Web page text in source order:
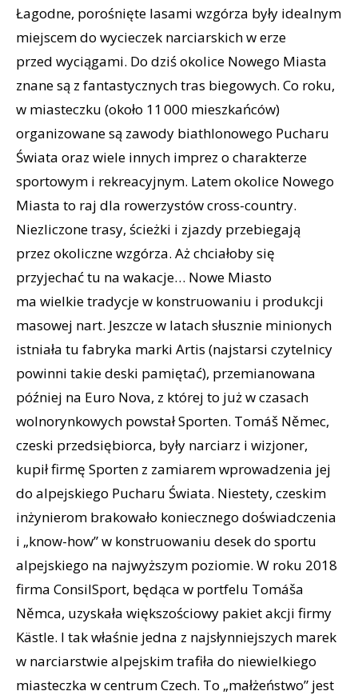
Łagodne, porośnięte lasami wzgórza były idealnym
miejscem do wycieczek narciarskich w erze
przed wyciągami. Do dziś okolice Nowego Miasta
znane są z fantastycznych tras biegowych. Co roku,
w miasteczku (około 11 000 mieszkańców)
organizowane są zawody biathlonowego Pucharu
Świata oraz wiele innych imprez o charakterze
sportowym i rekreacyjnym. Latem okolice Nowego
Miasta to raj dla rowerzystów cross-country.
Niezliczone trasy, ścieżki i zjazdy przebiegają
przez okoliczne wzgórza. Aż chciałoby się
przyjechać tu na wakacje… Nowe Miasto
ma wielkie tradycje w konstruowaniu i produkcji
masowej nart. Jeszcze w latach słusznie minionych
istniała tu fabryka marki Artis (najstarsi czytelnicy
powinni takie deski pamiętać), przemianowana
później na Euro Nova, z której to już w czasach
wolnorynkowych powstał Sporten. Tomáš Němec,
czeski przedsiębiorca, były narciarz i wizjoner,
kupił firmę Sporten z zamiarem wprowadzenia jej
do alpejskiego Pucharu Świata. Niestety, czeskim
inżynierom brakowało koniecznego doświadczenia
i „know-how” w konstruowaniu desek do sportu
alpejskiego na najwyższym poziomie. W roku 2018
firma ConsilSport, będąca w portfelu Tomáša
Němca, uzyskała większościowy pakiet akcji firmy
Kästle. I tak właśnie jedna z najsłynniejszych marek
w narciarstwie alpejskim trafiła do niewielkiego
miasteczka w centrum Czech. To „małżeństwo” jest